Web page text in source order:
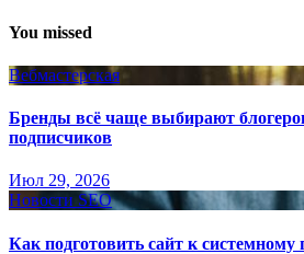
You missed
Вебмастерская
Бренды всё чаще выбирают
подписчиков
Июл 29, 2026
Новости SEO
Как подготовить сайт к